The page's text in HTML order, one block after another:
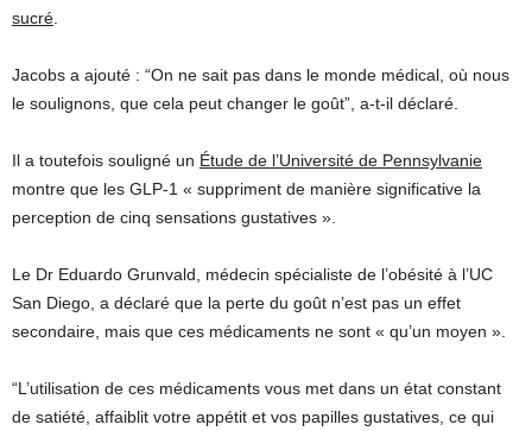
sucré
Jacobs a ajouté : “On ne sait pas dans le monde médical, où nous
le soulignons, que cela peut changer le goût”, a-t-il déclaré.
Il a toutefois souligné un Étude de l’Université de Pennsylvanie
montre que les GLP-1 « suppriment de manière significative la
perception de cinq sensations gustatives ».
Le Dr Eduardo Grunvald, médecin spécialiste de l’obésité à l’UC
San Diego, a déclaré que la perte du goût n’est pas un effet
secondaire, mais que ces médicaments ne sont « qu’un moyen ».
“L’utilisation de ces médicaments vous met dans un état constant
de satiété, affaiblit votre appétit et vos papilles gustatives, ce qui